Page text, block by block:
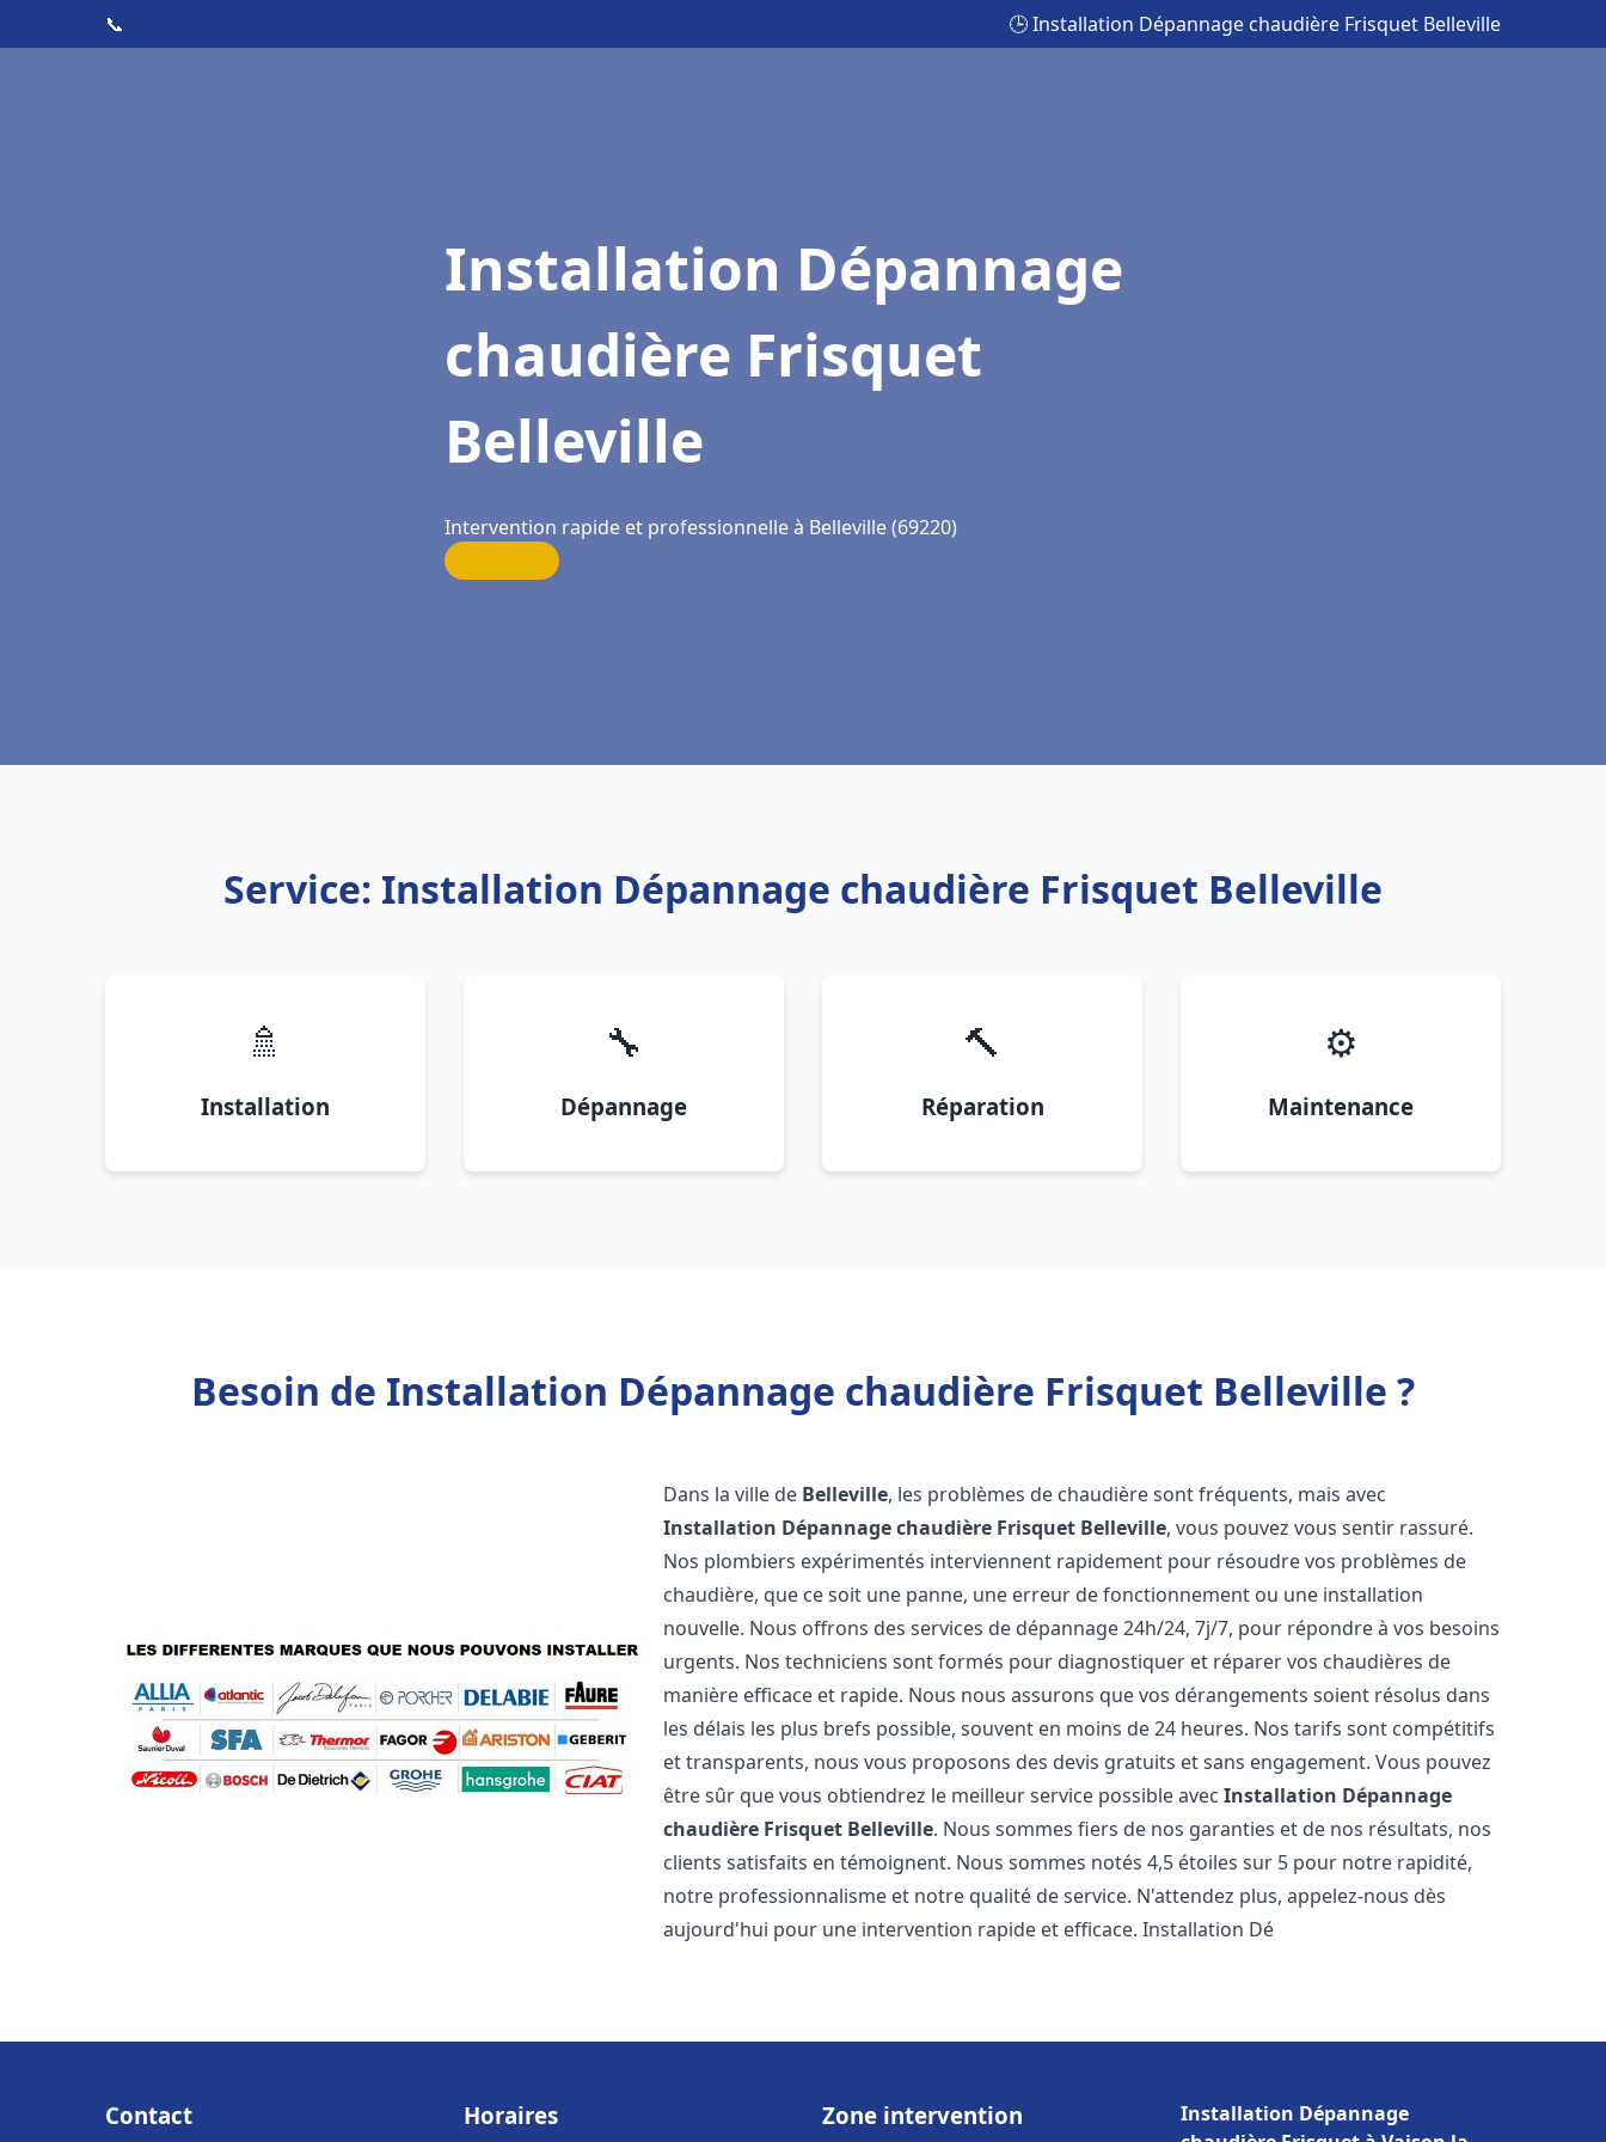
📞 🕒 Installation Dépannage chaudière Frisquet Belleville
Installation Dépannage
chaudière Frisquet
Belleville
Intervention rapide et professionnelle à Belleville (69220)
Service: Installation Dépannage chaudière Frisquet Belleville
🚿
Installation
🔧
Dépannage
🔨
Réparation
⚙️
Maintenance
Besoin de Installation Dépannage chaudière Frisquet Belleville ?
Dans la ville de Belleville, les problèmes de chaudière sont fréquents, mais avec
Installation Dépannage chaudière Frisquet Belleville, vous pouvez vous sentir rassuré.
Nos plombiers expérimentés interviennent rapidement pour résoudre vos problèmes de
chaudière, que ce soit une panne, une erreur de fonctionnement ou une installation
nouvelle. Nous offrons des services de dépannage 24h/24, 7j/7, pour répondre à vos besoins
urgents. Nos techniciens sont formés pour diagnostiquer et réparer vos chaudières de
manière efficace et rapide. Nous nous assurons que vos dérangements soient résolus dans
les délais les plus brefs possible, souvent en moins de 24 heures. Nos tarifs sont compétitifs
et transparents, nous vous proposons des devis gratuits et sans engagement. Vous pouvez
être sûr que vous obtiendrez le meilleur service possible avecInstallation Dépannage
chaudière Frisquet Belleville. Nous sommes fiers de nos garanties et de nos résultats, nos
clients satisfaits en témoignent. Nous sommes notés 4,5 étoiles sur 5 pour notre rapidité,
notre professionnalisme et notre qualité de service. N'attendez plus, appelez-nous dès
aujourd'hui pour une intervention rapide et efficace. Installation Dé
Contact Horaires Zone intervention
Installation Dépannage